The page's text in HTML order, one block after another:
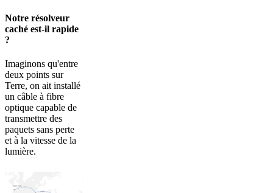
Notre résolveur
caché est-il rapide
?
Imaginons qu'entre
deux points sur
Terre, on ait installé
un câble à fibre
optique capable de
transmettre des
paquets sans perte
et à la vitesse de la
lumière.